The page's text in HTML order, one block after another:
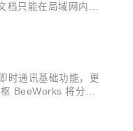
只能在局域网内访
时通讯基础功能，更
BeeWorks 将分散